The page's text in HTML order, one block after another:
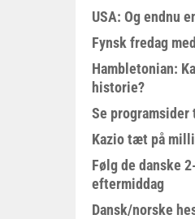
USA: Og endnu
Fynsk fredag
Hambletonian:
historie?
Se
Kazio tæt på
Følg de danske
eftermiddag
Dansk/norske